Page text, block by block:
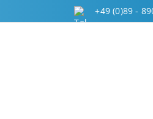
+49 (0)89 -